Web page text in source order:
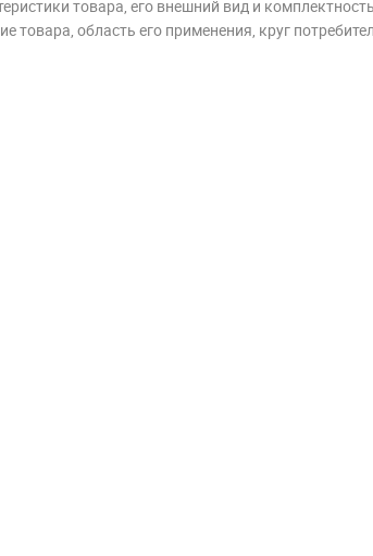
товара, его внешний вид и
товара, область его применения, круг